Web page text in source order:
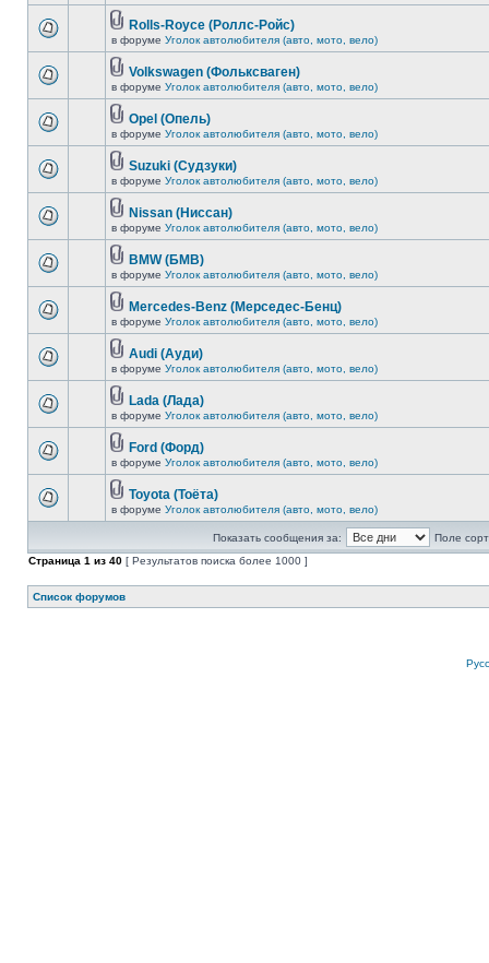
Rolls-Royce (Роллс-Ройс)
в форуме Уголок автолюбителя (авто, мото, вело)
Volkswagen (Фольксваген)
в форуме Уголок автолюбителя (авто, мото, вело)
Opel (Опель)
в форуме Уголок автолюбителя (авто, мото, вело)
Suzuki (Судзуки)
в форуме Уголок автолюбителя (авто, мото, вело)
Nissan (Ниссан)
в форуме Уголок автолюбителя (авто, мото, вело)
BMW (БМВ)
в форуме Уголок автолюбителя (авто, мото, вело)
Mercedes-Benz (Мерседес-Бенц)
в форуме Уголок автолюбителя (авто, мото, вело)
Audi (Ауди)
в форуме Уголок автолюбителя (авто, мото, вело)
Lada (Лада)
в форуме Уголок автолюбителя (авто, мото, вело)
Ford (Форд)
в форуме Уголок автолюбителя (авто, мото, вело)
Toyota (Тоёта)
в форуме Уголок автолюбителя (авто, мото, вело)
Показать сообщения за:
Поле
Страница 1 из 40 [ Результатов поиска более 1000 ]
Список форумов